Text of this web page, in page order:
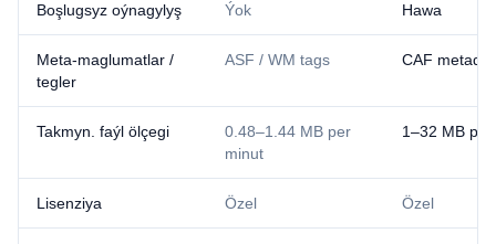
Boşlugsyz oýnagylyş Ýok Hawa
Meta-maglumatlar /
tegler
ASF / WM tags CAF
Takmyn. faýl ölçegi
0.48–1.44 MB per
minut
1–32 MB
Lisenziya Özel Özel